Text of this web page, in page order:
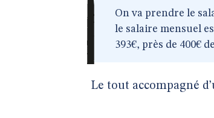
On va prendre le
le salaire mensuel
393€, près de 400€
Le tout accompagné